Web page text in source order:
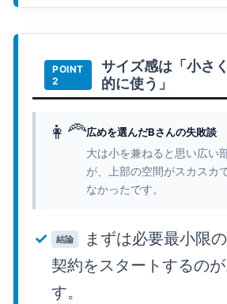
サイズ感は「小さ
的に使う」
👩‍🦰広めを選んだBさんの失敗談
大は小を兼ねると思い広い
が、上部の空間がスカスカ
なかったです。
結論
まずは必要最小限
契約をスタートするの
す。